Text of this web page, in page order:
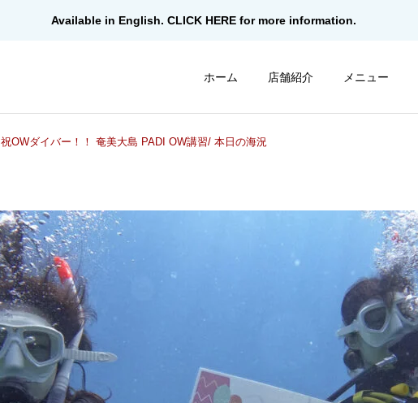
Available in English. CLICK HERE for more information.
ホーム 店舗紹介 メニュー
祝OWダイバー！！ 奄美大島 PADI OW講習/ 本日の海況